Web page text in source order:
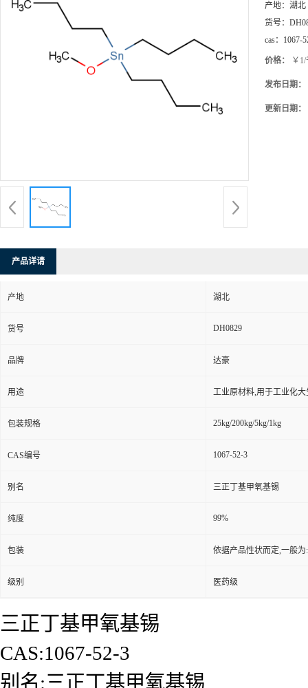
产地： 湖北
货号：
cas： 1067-
价格： ￥
发布日期：
更新日期：
产品详请
产地 湖北
货号 DH0829
品牌 达豪
用途 工业原材料,用于工业化大
包装规格 25kg/200kg/5kg/1kg
CAS编号 1067-52-3
别名 三正丁基甲氧基锡
纯度 99%
包装 依据产品性状而定,一般
级别 医药级
三正丁基甲氧基锡
CAS:1067-52-3
别名:三正丁基甲氧基锡